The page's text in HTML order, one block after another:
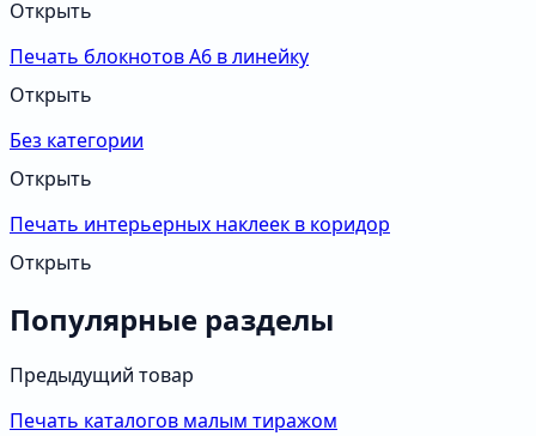
Открыть
Печать блокнотов А6 в линейку
Открыть
Без категории
Открыть
Печать интерьерных наклеек в коридор
Открыть
Популярные разделы
Предыдущий товар
Печать каталогов малым тиражом